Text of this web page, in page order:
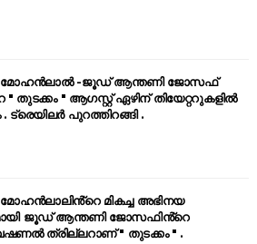
മോഹൻലാൽ -ജൂഡ് ആന്തണി ജോസഫ്
" തുടക്കം " ആഗസ്റ്റ് ഏഴിന് തിയേറ്ററുകളിൽ
ട്രെയിലർ പുറത്തിറങ്ങി .
മോഹൻലാലിൻ്റെ മികച്ച അഭിനയ
ജൂഡ് ആന്തണി ജോസഫിൻ്റെ
ത്രില്ലറാണ് " തുടക്കം " .